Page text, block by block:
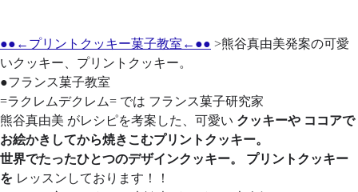
●●←プリントクッキー菓子教室←●● >熊谷真由美発案の可愛
いクッキー、プリントクッキー。
●フランス菓子教室
=ラクレムデクレム= では フランス菓子研究家
熊谷真由美 がレシピを考案した、可愛い クッキーや ココアで
お絵かきしてから焼きこむプリントクッキー。
世界でたったひとつのデザインクッキー。 プリントクッキー
を レッスンしております！！